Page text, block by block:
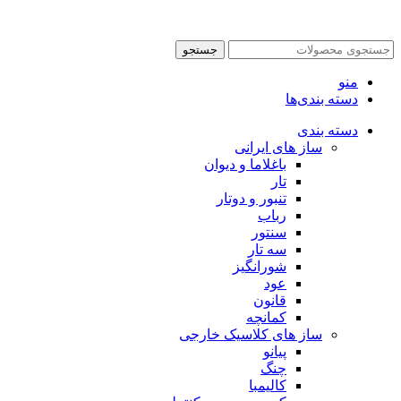
جستجو
منو
دسته بندی‌ها
دسته بندی
ساز های ایرانی
باغلاما و دیوان
تار
تنبور و دوتار
رباب
سنتور
سه تار
شورانگیز
عود
قانون
کمانچه
ساز های کلاسیک خارجی
پیانو
چنگ
کالیمبا